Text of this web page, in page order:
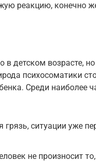
реакцию, конечно
детском возрасте,
психосоматики
Среди наиболее
ситуации уже
не произносит